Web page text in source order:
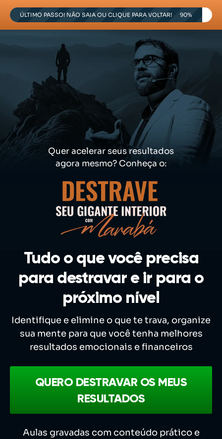
ÚLTIMO PASSO! NÃO SAIA OU CLIQUE PARA VOLTAR! 90%
Quer acelerar seus resultados
agora mesmo? Conheça o:
Tudo o que você precisa
para destravar e ir para o
próximo nível
Identifique e elimine o que te trava, organize
sua mente para que você tenha melhores
resultados emocionais e financeiros
QUERO DESTRAVAR OS MEUS
RESULTADOS
Aulas gravadas com conteúdo prático e